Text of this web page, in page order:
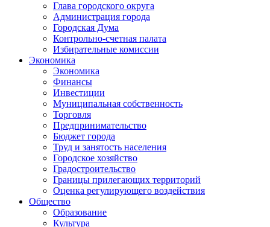
Глава городского округа
Администрация города
Городская Дума
Контрольно-счетная палата
Избирательные комиссии
Экономика
Экономика
Финансы
Инвестиции
Муниципальная собственность
Торговля
Предпринимательство
Бюджет города
Труд и занятость населения
Городское хозяйство
Градостроительство
Границы прилегающих территорий
Оценка регулирующего воздействия
Общество
Образование
Культура